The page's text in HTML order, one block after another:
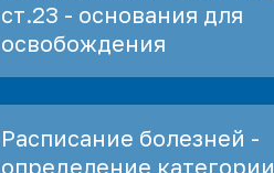
ст.23 - основания для
освобождения
Расписание болезней -
определение категории